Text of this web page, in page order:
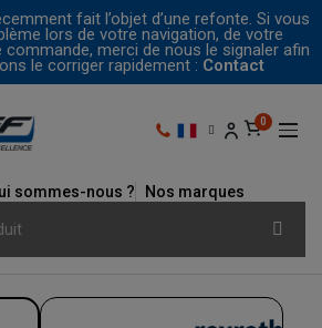
fait l’objet d’une refonte. Si vous
lors de votre navigation, de votre
merci de nous le signaler afin
le corriger rapidement : Contact
sommes-nous ? Nos marques